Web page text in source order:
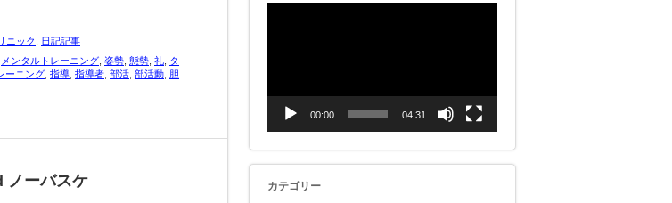
ニック
日記記事
メンタルトレーニング 姿勢 態勢 礼 タ
ーニング 指導 指導者 部活 部活動 胆
ノーバスケ
00:00 04:31
カテゴリー